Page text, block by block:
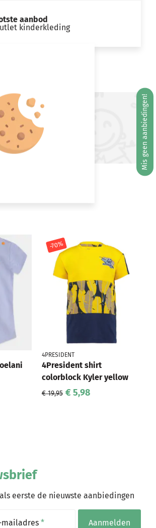
aanbod
kinderkleding
-70%
4PRESIDENT
4President shirt
colorblock Kyler yellow
€ 19,95 € 5,98
eerste de nieuwste aanbiedingen
mailadres * Aanmelden
Mis geen aanbiedingen!